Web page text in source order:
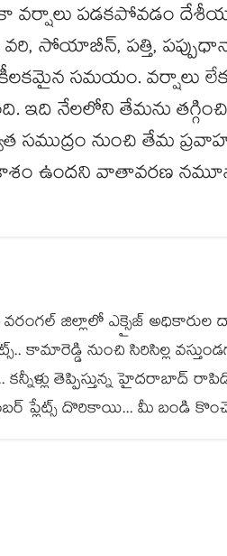
వర్షాలు పడకపోవడం
సోయాబీన్, పత్తి,
కీలకమైన సమయం. వర్షాలు
ఇది నేలలోని తేమను
సముద్రం నుంచి తేమ
ఉందని వాతావరణ
జిల్లాలో ఎక్సైజ్ అధికారుల
కామారెడ్డి నుంచి సిరిసిల్ల
కన్నీళ్లు తెప్పిస్తున్న హైదరాబాద్
దొరికాయి... మీ బండి